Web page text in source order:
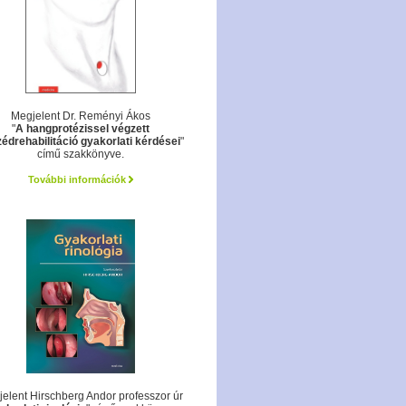
Megjelent Dr. Reményi Ákos
"A hangprotézissel végzett
gyakorlati kérdései"
című szakkönyve.
További információk
Hirschberg Andor professzor úr